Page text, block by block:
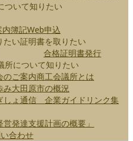
ついて知りたい
簿記Web申込
たい証明書を取りたい
合格証明書発行
所について知りたい
のご案内商工会議所とは
み大田原市の概況
しょ通信 企業ガイド リンク集
発達支援計画の概要」
合わせ